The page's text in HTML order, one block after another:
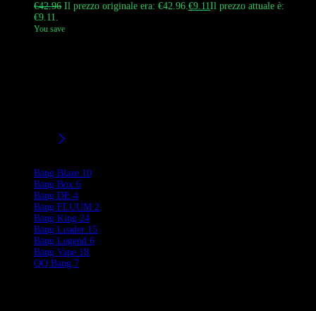
€42.96 Il prezzo originale era: €42.96.€9.11Il prezzo attuale è:
€9.11.
You save
Bang Blaze 10
Bang Box 6
Bang DE 4
Bang FLUUM 2
Bang King 24
Bang Leader 15
Bang Legend 6
Bang Vape 18
QQ Bang 7